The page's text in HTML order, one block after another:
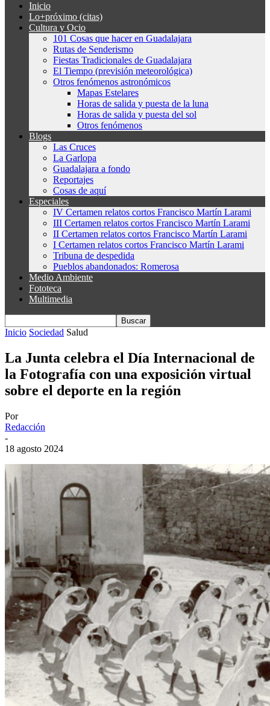
Inicio
Lo+próximo (citas)
Cultura y Ocio
101 Cosas que hacer en Guadalajara
Rutas de Senderismo
Fiestas Tradicionales de Guadalajara
El Tiempo (previsión meteorológica)
Otros fenómenos astronómicos
Mapas Estelares
Horas de salida y puesta de la luna
Horas de salida y puesta del sol
Otros fenómenos
Blogs
Las Cruces
La Garlopa
Guadalajara a fondo
Reportajes
Cosas de aquí
Especiales
IV Certamen relatos cortos Francisco Martín Larami
III Certamen relatos cortos Francisco Martín Larami
II Certamen relatos cortos Francisco Martín Larami
I Certamen relatos cortos Francisco Martín Larami
Tribuna de despedida
Pueblos abandonados: Romerosa
Medio Ambiente
Fototeca
Multimedia
Inicio Sociedad Salud
La Junta celebra el Día Internacional de
la Fotografía con una exposición virtual
sobre el deporte en la región
Por
Redacción
-
18 agosto 2024